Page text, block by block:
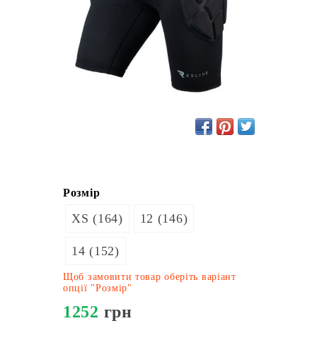
Розмір
XS (164) 12 (146)
14 (152)
Щоб замовити товар оберіть варіант
опції "Розмір"
1252 грн